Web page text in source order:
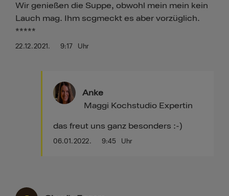
22.12.2021. 9:17 Uhr
Wir genießen die Suppe, obwohl mein mein kein
Lauch mag. Ihm scgmeckt es aber vorzüglich.
*****
Anke
06.01.2022. 9:45 Uhr
Maggi Kochstudio Expertin
das freut uns ganz besonders :-)